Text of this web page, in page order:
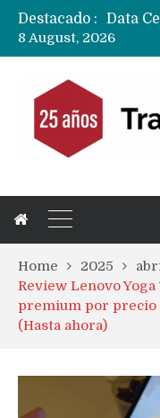
Destacado :
8 August, 2026
Home 2025
Review Lenovo
premium por precio
(Hasta ahora)